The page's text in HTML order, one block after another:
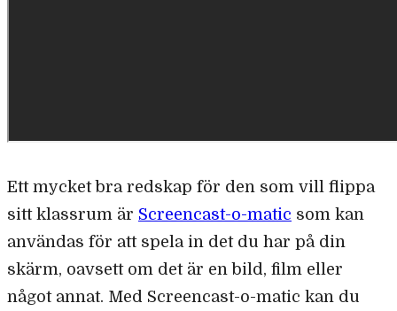
Ett mycket bra redskap för den som vill flippa
sitt klassrum är Screencast-o-matic som kan
användas för att spela in det du har på din
skärm, oavsett om det är en bild, film eller
något annat. Med Screencast-o-matic kan du